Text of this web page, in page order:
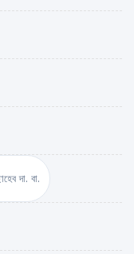
দা. বা.